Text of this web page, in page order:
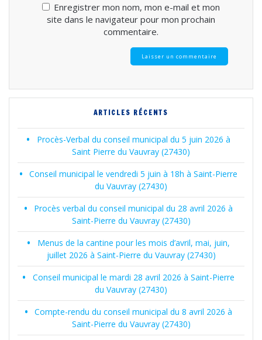
Enregistrer mon nom, mon e-mail et mon
site dans le navigateur pour mon prochain
commentaire.
ARTICLES RÉCENTS
Procès-Verbal du conseil municipal du 5 juin 2026 à
Saint Pierre du Vauvray (27430)
Conseil municipal le vendredi 5 juin à 18h à Saint-Pierre
du Vauvray (27430)
Procès verbal du conseil municipal du 28 avril 2026 à
Saint-Pierre du Vauvray (27430)
Menus de la cantine pour les mois d’avril, mai, juin,
juillet 2026 à Saint-Pierre du Vauvray (27430)
Conseil municipal le mardi 28 avril 2026 à Saint-Pierre
du Vauvray (27430)
Compte-rendu du conseil municipal du 8 avril 2026 à
Saint-Pierre du Vauvray (27430)